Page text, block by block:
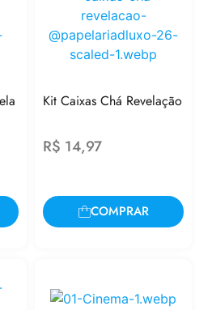
Kit Caixas Chá Revelação
R$ 14,97
COMPRAR